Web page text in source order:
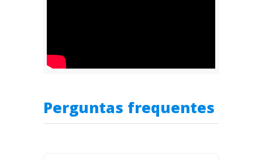
Perguntas frequentes